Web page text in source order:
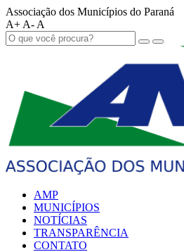
Associação dos Municípios do Paraná
A+ A- A
AMP
MUNICÍPIOS
NOTÍCIAS
TRANSPARÊNCIA
CONTATO